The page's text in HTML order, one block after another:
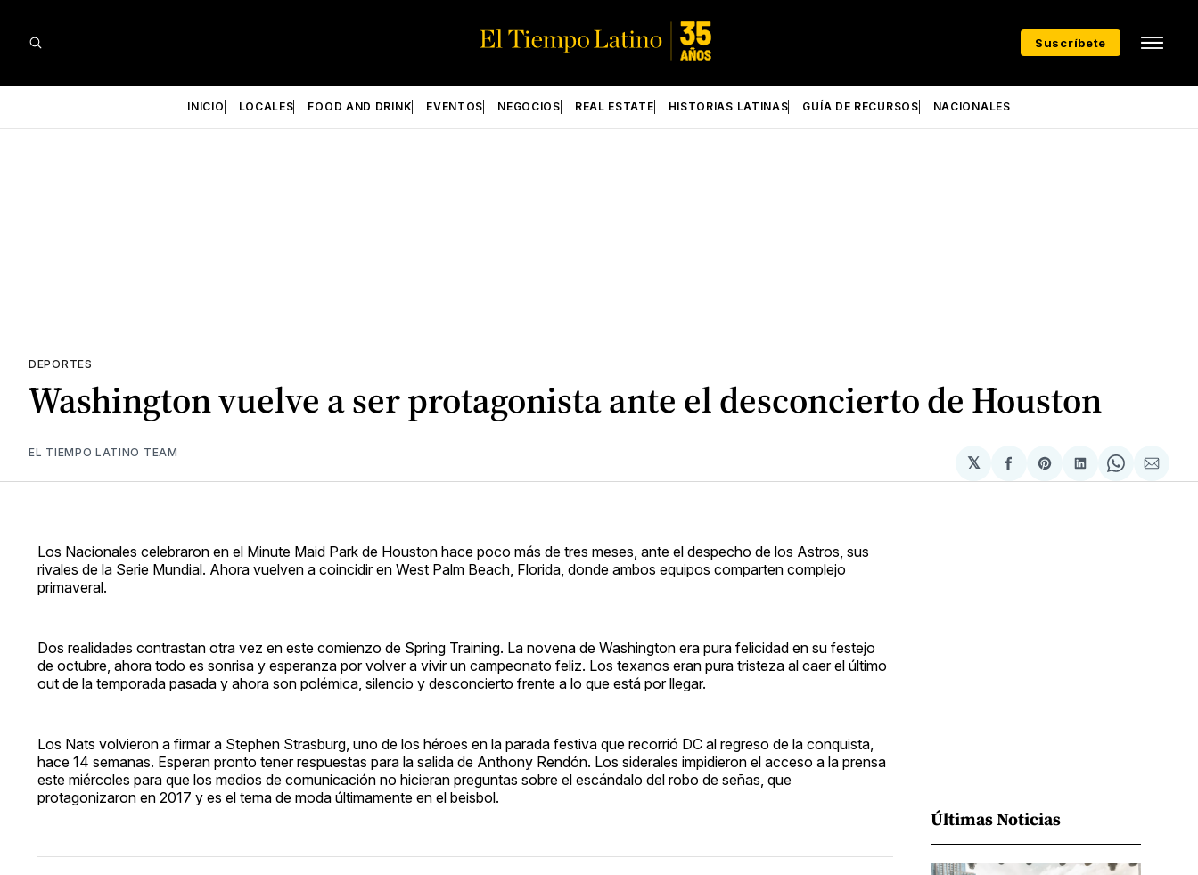
Suscríbete
INICIO LOCALES FOOD AND DRINK EVENTOS NEGOCIOS REAL ESTATE HISTORIAS LATINAS GUÍA DE RECURSOS NACIONALES
DEPORTES
Washington vuelve a ser protagonista ante el desconcierto de Houston
EL TIEMPO LATINO TEAM
𝕏
Compartir
en
Share
on
Compartir
en
Share
on
via
Los Nacionales celebraron en el Minute Maid Park de Houston hace poco más de tres meses, ante el despecho de los Astros, sus
rivales de la Serie Mundial. Ahora vuelven a coincidir en West Palm Beach, Florida, donde ambos equipos comparten complejo
primaveral.
Dos realidades contrastan otra vez en este comienzo de Spring Training. La novena de Washington era pura felicidad en su festejo
de octubre, ahora todo es sonrisa y esperanza por volver a vivir un campeonato feliz. Los texanos eran pura tristeza al caer el último
out de la temporada pasada y ahora son polémica, silencio y desconcierto frente a lo que está por llegar.
Los Nats volvieron a firmar a Stephen Strasburg, uno de los héroes en la parada festiva que recorrió DC al regreso de la conquista,
hace 14 semanas. Esperan pronto tener respuestas para la salida de Anthony Rendón. Los siderales impidieron el acceso a la prensa
este miércoles para que los medios de comunicación no hicieran preguntas sobre el escándalo del robo de señas, que
protagonizaron en 2017 y es el tema de moda últimamente en el beisbol.
Últimas Noticias